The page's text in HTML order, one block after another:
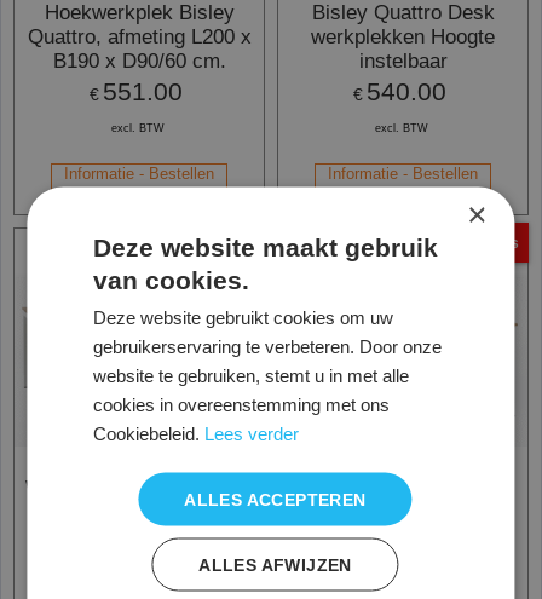
Hoekwerkplek Bisley
Quattro, afmeting L200 x
B190 x D90/60 cm.
€ 551.00
excl. BTW
Informatie - Bestellen
Bisley Quattro Desk
werkplekken Hoogte
instelbaar
€ 540.00
excl. BTW
Informatie - Bestellen
Werkplek Bisley Quattro,
vierkant afmeting 160 x
160 cm.
800.00
8 persoons
Vergadertafel Bisley
Quattro, vierkant
afmeting 160 x 160 cm.
800.00
×
Deze website maakt gebruik
van cookies.
Deze website gebruikt cookies om uw
gebruikerservaring te verbeteren. Door onze
website te gebruiken, stemt u in met alle
cookies in overeenstemming met ons
Cookiebeleid. Lees verder
ALLES ACCEPTEREN
ALLES AFWIJZEN